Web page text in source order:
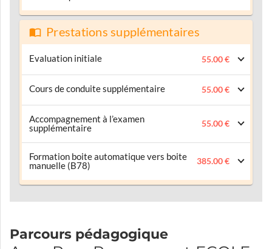
Prestations supplémentaires
Evaluation initiale 55.00 €
Cours de conduite supplémentaire 55.00 €
Accompagnement à l’examen
supplémentaire
55.00 €
Formation boite automatique vers boite
manuelle (B78)
385.00 €
Parcours pédagogique